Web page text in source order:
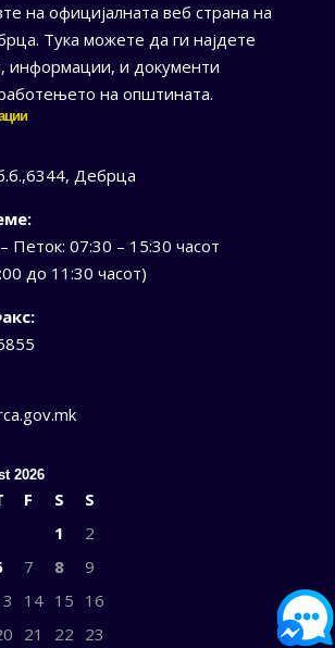
на официјалната веб страна на
Тука можете да ги најдете
информации, и документи
на општината.
Дебрца
Петок: 07:30 – 15:30 часот
до 11:30 часот)
2026
F S
S
1
2
7 8
9
14 15 16
21 22 23